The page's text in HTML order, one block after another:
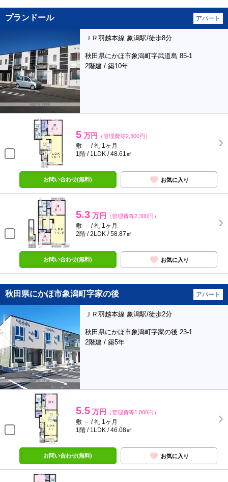
プランドール アパート
ＪＲ羽越本線 象潟駅/徒歩8分
秋田県にかほ市象潟町字武道島 85-1
2階建 / 築10年
5 万円 （管理費等2,300円）
敷 － / 礼 1ヶ月
1階 / 1LDK / 48.61㎡
お問い合わせ(無料) お気に入り
5.3 万円 （管理費等2,300円）
敷 － / 礼 1ヶ月
2階 / 2LDK / 58.87㎡
お問い合わせ(無料) お気に入り
秋田県にかほ市象潟町字家の後 アパート
ＪＲ羽越本線 象潟駅/徒歩2分
秋田県にかほ市象潟町字家の後 23-1
2階建 / 築5年
5.5 万円 （管理費等1,800円）
敷 － / 礼 1ヶ月
1階 / 1LDK / 46.08㎡
お問い合わせ(無料) お気に入り